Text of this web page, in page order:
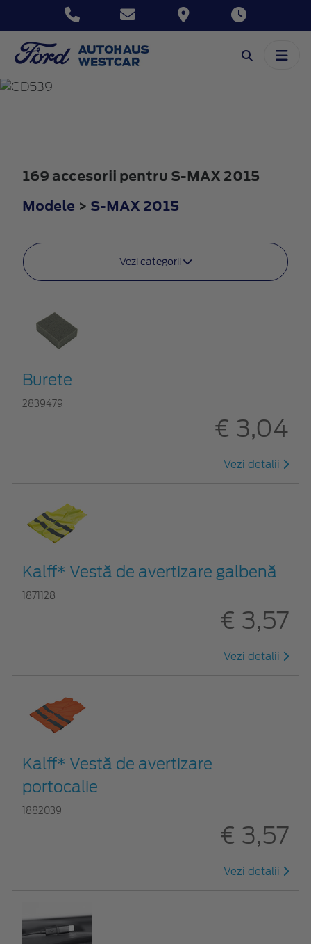
S-MAX
169 accesorii pentru S-MAX 2015
Modele > S-MAX 2015
Vezi categorii
Burete
2839479
€ 3,04
Vezi detalii
Kalff* Vestă de avertizare galbenă
1871128
€ 3,57
Vezi detalii
Kalff* Vestă de avertizare
portocalie
1882039
€ 3,57
Vezi detalii